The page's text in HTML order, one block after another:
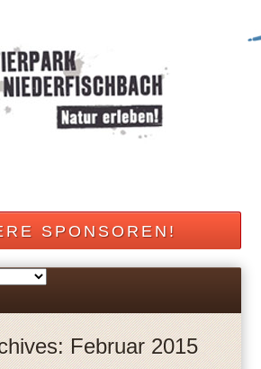
SPONSOREN!
Februar 2015